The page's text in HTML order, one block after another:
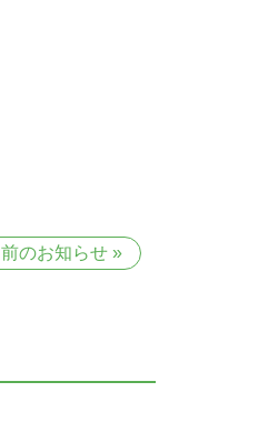
前のお知らせ»